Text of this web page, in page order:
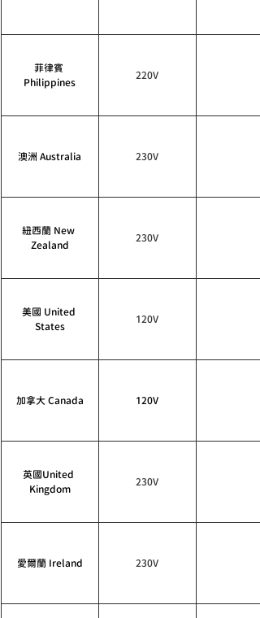
菲律賓
Philippines
220V
澳洲 Australia 230V
紐西蘭 New
Zealand
230V
美國 United
States
120V
加拿大 Canada 120V
英國United
Kingdom
230V
愛爾蘭 Ireland 230V